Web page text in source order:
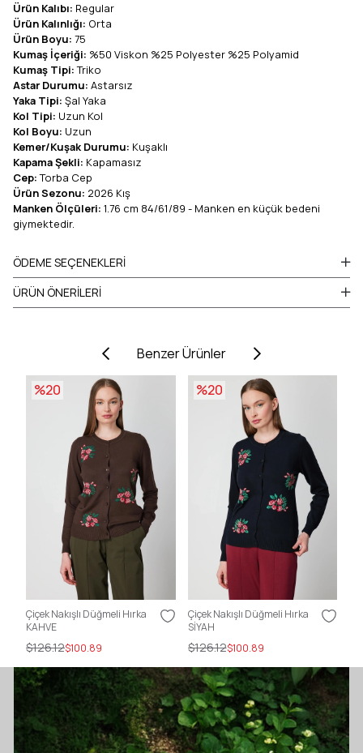
Ürün Kalıbı: Regular
Ürün Kalınlığı: Orta
Ürün Boyu: 75
Kumaş İçeriği: %50 Viskon %25 Polyester %25 Polyamid
Kumaş Tipi:Triko
Astar Durumu: Astarsız
Yaka Tipi: Şal Yaka
Kol Tipi: Uzun Kol
Kol Boyu: Uzun
Kemer/Kuşak Durumu: Kuşaklı
Kapama Şekli: Kapamasız
Cep:Torba Cep
Ürün Sezonu: 2026 Kış
Manken Ölçüleri: 1.76 cm 84/61/89 - Manken en küçük bedeni
giymektedir.
ÖDEME SEÇENEKLERI
ÜRÜN ÖNERILERI
Benzer Ürünler
Çiçek Nakışlı Düğmeli Hırka
KAHVE
$100.89
$126.12
%20
Çiçek Nakışlı Düğmeli Hırka
SİYAH
$100.89
$126.12
%20